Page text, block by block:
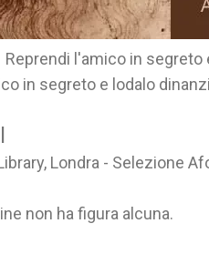
Reprendi l'amico in segreto
in segreto e lodalo
Londra - Selezione
non ha figura alcuna.